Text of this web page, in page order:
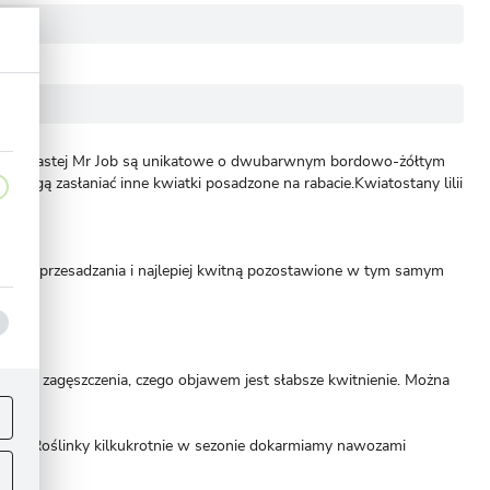
Mr Job są unikatowe o dwubarwnym bordowo-żółtym
zasłaniać inne kwiatki posadzone na rabacie.Kwiatostany lilii
przesadzania i najlepiej kwitną pozostawione w tym samym
zagęszczenia, czego objawem jest słabsze kwitnienie. Można
Roślinky kilkukrotnie w sezonie dokarmiamy nawozami